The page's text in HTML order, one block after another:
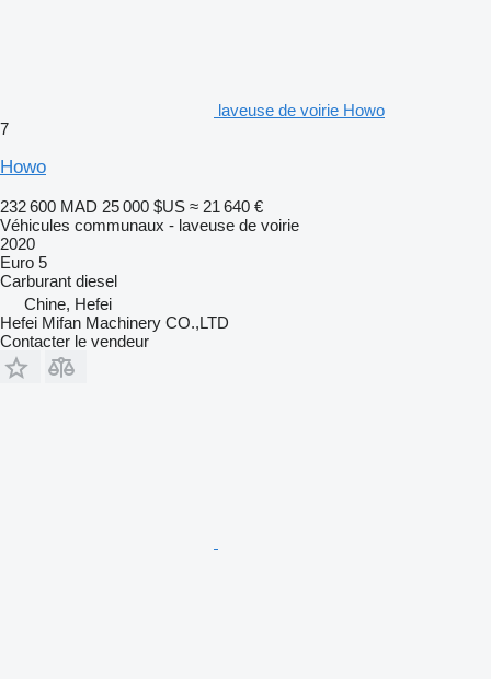
laveuse de voirie Howo
7
Howo
232 600 MAD 25 000 $US ≈ 21 640 €
Véhicules communaux - laveuse de voirie
2020
Euro 5
Carburant diesel
Chine, Hefei
Hefei Mifan Machinery CO.,LTD
Contacter le vendeur